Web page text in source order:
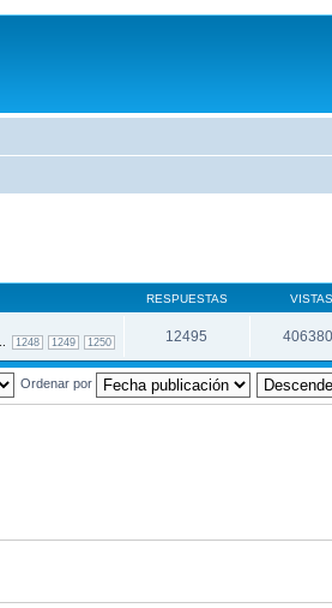
RESPUESTAS VISTAS
1248 1249 1250 12495
Ordenar por